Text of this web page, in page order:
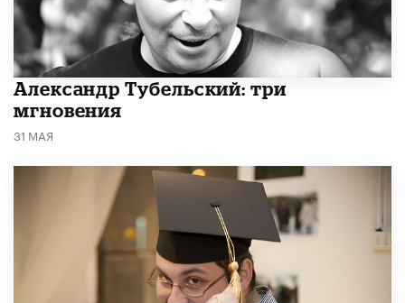
Александр Тубельский: три
мгновения
31 МАЯ